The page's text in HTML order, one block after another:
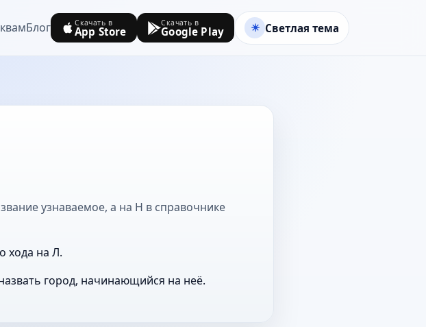
Блог Скачать в
App Store
Скачать в
Google Play Светлая тема
узнаваемое, а на Н в справочнике
хода на Л.
город, начинающийся на неё.